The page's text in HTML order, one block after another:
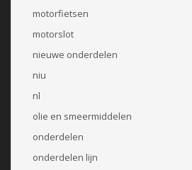
motorfietsen
motorslot
nieuwe onderdelen
niu
nl
olie en smeermiddelen
onderdelen
onderdelen lijn